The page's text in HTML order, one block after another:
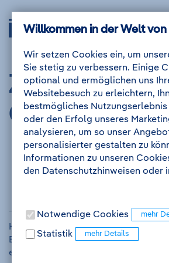
Zum
Inhalt
Anmelden
Zur
Navigation
Drägerwerk
AG
KGaA
-
Startseite
Willkommen in der Welt
Wir setzen Cookies ein, um
Sie stetig zu verbessern. Einige
optional und ermöglichen uns
Websitebesuch zu erleichtern,
bestmögliches Nutzungserlebnis
oder den Erfolg unseres
analysieren, um so unser
personalisierter gestalten zu
Informationen zu unseren
den Datenschutzhinweisen oder
Notwendige Cookies
Statistik
Zur
Ohne Anmeldung
Hier gelangen Sie direkt ohne
Bewerbungsformular. Nach Eingang
erstellen wir für Sie ein